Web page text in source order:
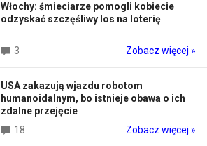
Włochy: śmieciarze pomogli kobiecie
odzyskać szczęśliwy los na loterię
3 Zobacz więcej »
USA zakazują wjazdu robotom
humanoidalnym, bo istnieje obawa o ich
zdalne przejęcie
18
Zobacz więcej »